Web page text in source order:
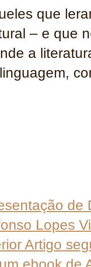
que
– e que
a
Lopes
Artigo